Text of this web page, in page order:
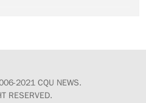
2021 CQU NEWS.
RESERVED.